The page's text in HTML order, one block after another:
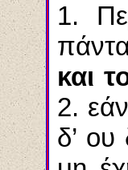
1.
και
2.
δ’